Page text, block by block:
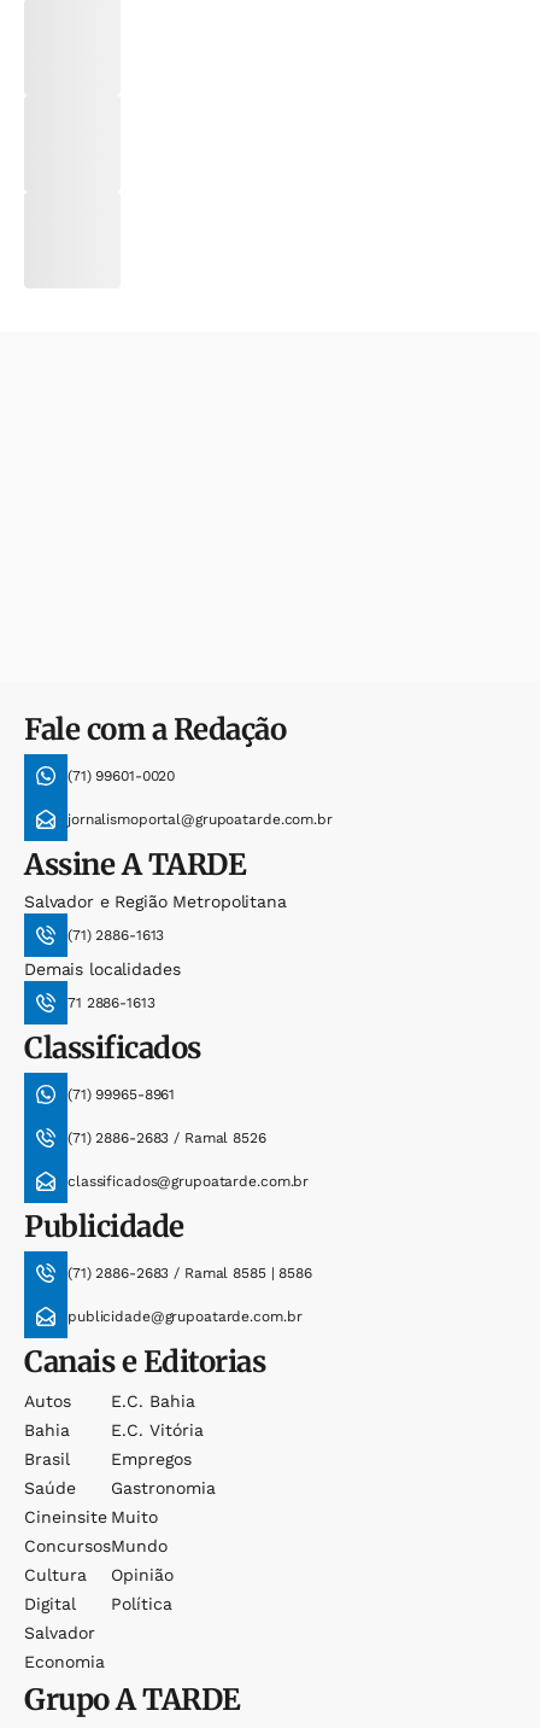
Fale com a Redação
(71) 99601-0020
jornalismoportal@grupoatarde.com.br
AssineA TARDE
Salvador e Região Metropolitana
(71) 2886-1613
Demais localidades
71 2886-1613
Classificados
(71) 99965-8961
(71) 2886-2683 / Ramal 8526
classificados@grupoatarde.com.br
Publicidade
(71) 2886-2683 / Ramal 8585 | 8586
publicidade@grupoatarde.com.br
Canais e Editorias
Autos
Bahia
Brasil
Saúde
Cineinsite
Concursos
Cultura
Digital
Salvador
Economia
E.c. Bahia
E.c. Vitória
Empregos
Gastronomia
Muito
Mundo
Opinião
Política
GrupoA TARDE